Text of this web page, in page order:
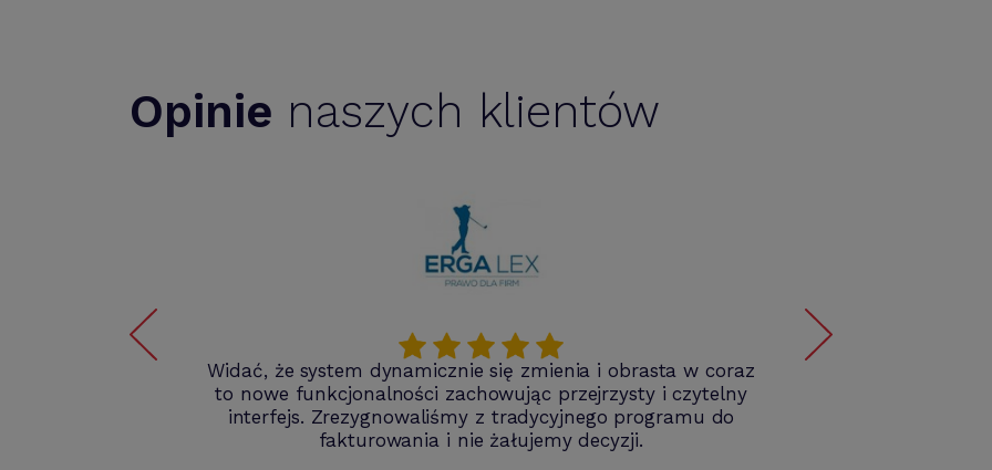
Opinie naszych klientów
Widać, że system dynamicznie się zmienia i obrasta w coraz
to nowe funkcjonalności zachowując przejrzysty i czytelny
interfejs. Zrezygnowaliśmy z tradycyjnego programu do
fakturowania i nie żałujemy decyzji.